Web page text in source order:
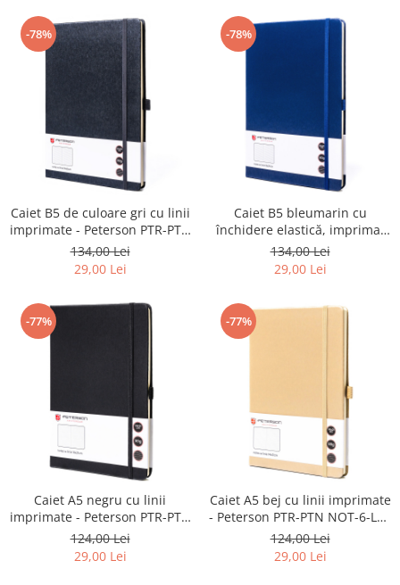
-78%
Caiet B5 de culoare gri cu linii
imprimate - Peterson PTR-PTN
NOT-6-LN-Q1-8747
134,00 Lei
29,00 Lei
-78%
Caiet B5 bleumarin cu
închidere elastică, imprimat
cu linii - Peterson PTR-PTN
NOT-6-LN-Q1-8785
134,00 Lei
29,00 Lei
-77%
Caiet A5 negru cu linii
imprimate - Peterson PTR-PTN
NOT-6-LN-Q2-8631
124,00 Lei
29,00 Lei
-77%
Caiet A5 bej cu linii imprimate
- Peterson PTR-PTN NOT-6-LN-
Q2-8679
124,00 Lei
29,00 Lei